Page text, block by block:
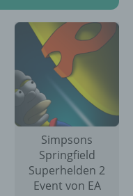
Simpsons
Springfield
Superhelden 2
Event von EA